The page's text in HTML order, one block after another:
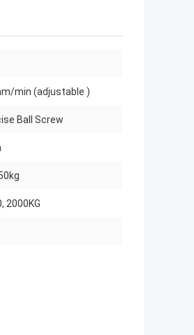
min (adjustable )
Ball Screw
2000KG